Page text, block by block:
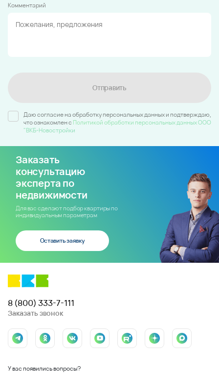
Комментарий
Отправить
Даю согласие на обработку персональных данных и подтверждаю,
что ознакомлен c Политикой обработки персональных данных ООО
"ВКБ-Новостройки
Заказать
консультацию
эксперта по
недвижимости
Для вас сделают подбор квартиры по
индивидуальным параметрам
Оставить заявку
8 (800) 333-7-111
Заказать звонок
У вас появились вопросы?